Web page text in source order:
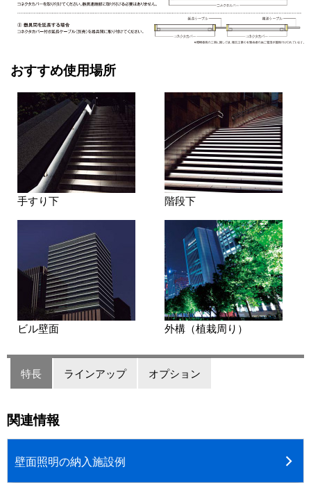
おすすめ使用場所
手すり下 階段下
ビル壁面 外構（植栽周り）
特長 ラインアップ オプション
関連情報
壁面照明の納入施設例